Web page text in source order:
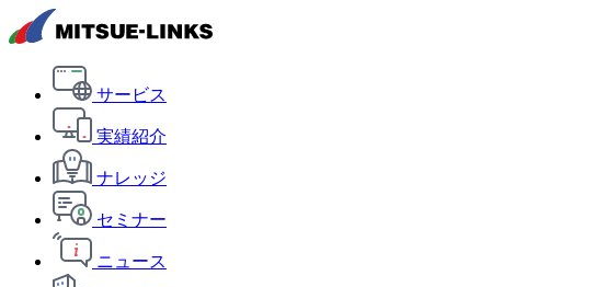
サービス
実績紹介
ナレッジ
セミナー
ニュース